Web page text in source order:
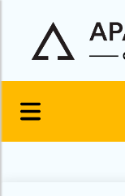
content